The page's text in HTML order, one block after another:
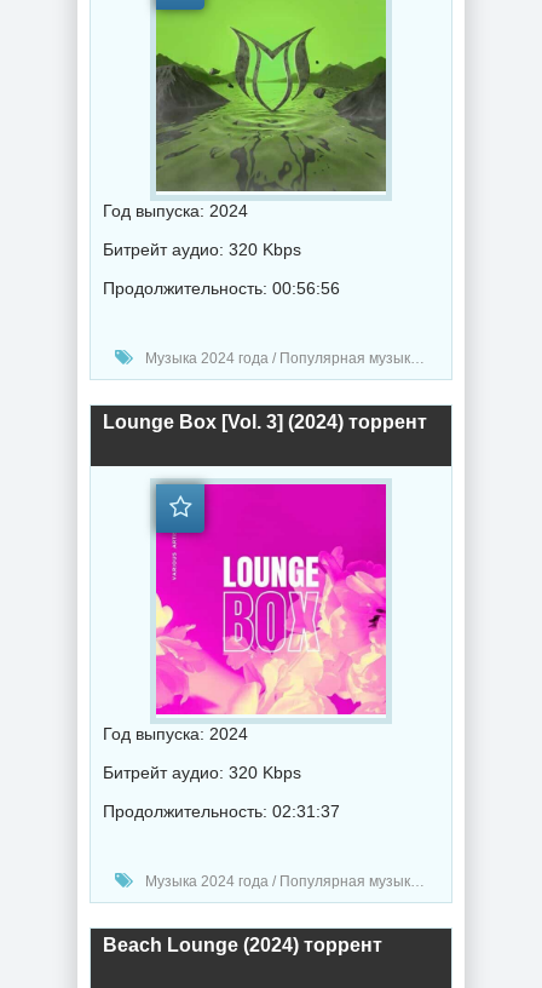
Год выпуска: 2024
Битрейт аудио: 320 Kbps
Продолжительность: 00:56:56
Музыка 2024 года / Популярная музыка / Электронная музыка / Музыка VA / Chillout music
Lounge Box [Vol. 3] (2024) торрент
Год выпуска: 2024
Битрейт аудио: 320 Kbps
Продолжительность: 02:31:37
Музыка 2024 года / Популярная музыка / Музыка VA / Chillout music
Beach Lounge (2024) торрент